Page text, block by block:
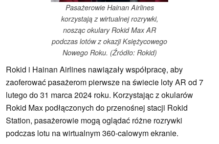
Pasażerowie Hainan Airlines
korzystają z wirtualnej rozrywki,
nosząc okulary Rokid Max AR
podczas lotów z okazji Księżycowego
Nowego Roku. (Źródło: Rokid)
Rokid i Hainan Airlines nawiązały współpracę, aby
zaoferować pasażerom pierwsze na świecie loty AR od 7
lutego do 31 marca 2024 roku. Korzystając z okularów
Rokid Max podłączonych do przenośnej stacji Rokid
Station, pasażerowie mogą oglądać różne rozrywki
podczas lotu na wirtualnym 360-calowym ekranie.